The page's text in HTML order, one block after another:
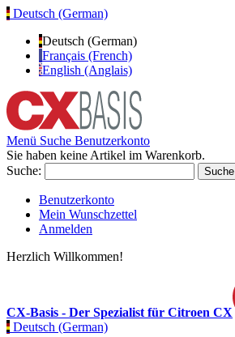
Deutsch (German)
Deutsch (German)
Français (French)
English (Anglais)
Menü Suche Benutzerkonto
Sie haben keine Artikel im Warenkorb.
Suche:
Suche
Benutzerkonto
Mein Wunschzettel
Anmelden
Herzlich Willkommen!
CX-Basis - Der Spezialist für Citroen CX
Deutsch (German)